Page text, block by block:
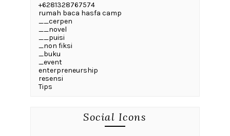
+6281328767574
rumah baca hasfa camp
__cerpen
__novel
__puisi
_non fiksi
_buku
_event
enterpreneurship
resensi
Tips
Social Icons